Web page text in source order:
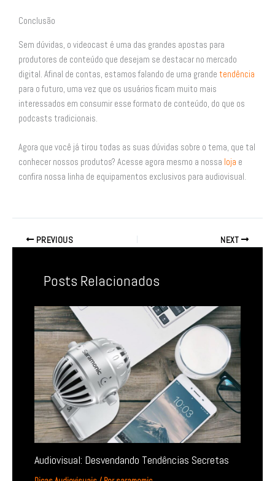
Conclusão
Sem dúvidas, o videocast é uma das grandes apostas para
produtores de conteúdo que desejam se destacar no mercado
digital. Afinal de contas, estamos falando de uma grande tendência
para o futuro, uma vez que os usuários ficam muito mais
interessados em consumir esse formato de conteúdo, do que os
podcasts tradicionais.
Agora que você já tirou todas as suas dúvidas sobre o tema, que tal
conhecer nossos produtos? Acesse agora mesmo a nossa loja e
confira nossa linha de equipamentos exclusivos para audiovisual.
PREVIOUS NEXT
Posts Relacionados
Audiovisual: Desvendando Tendências Secretas